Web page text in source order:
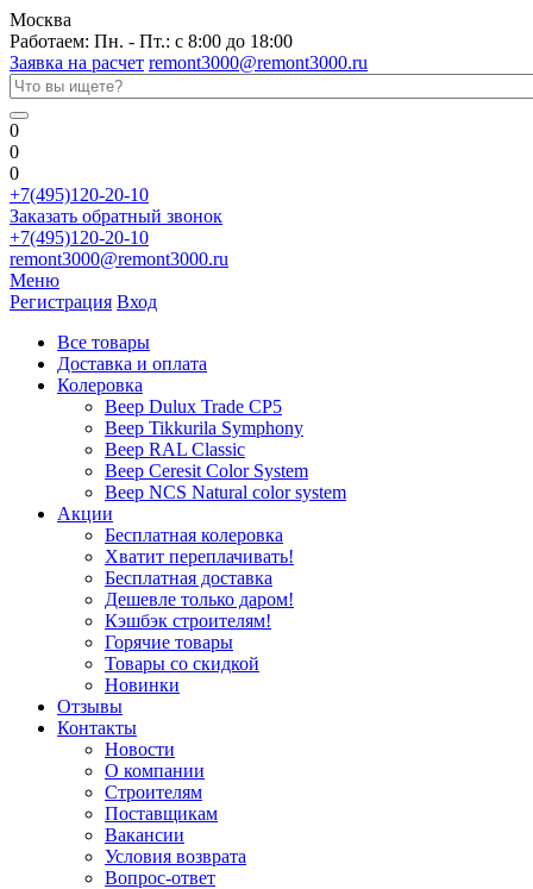
Москва
Работаем: Пн. - Пт.: с 8:00 до 18:00
Заявка на расчет remont3000@remont3000.ru
0
0
0
+7(495)120-20-10
Заказать обратный звонок
+7(495)120-20-10
remont3000@remont3000.ru
Меню
Регистрация Вход
Все товары
Доставка и оплата
Колеровка
Веер Dulux Trade CP5
Веер Tikkurila Symphony
Веер RAL Classic
Веер Ceresit Color System
Веер NCS Natural color system
Акции
Бесплатная колеровка
Хватит переплачивать!
Бесплатная доставка
Дешевле только даром!
Кэшбэк строителям!
Горячие товары
Товары со скидкой
Новинки
Отзывы
Контакты
Новости
О компании
Строителям
Поставщикам
Вакансии
Условия возврата
Вопрос-ответ